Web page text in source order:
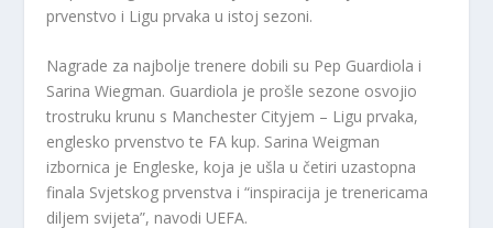
prvenstvo i Ligu prvaka u istoj sezoni.
Nagrade za najbolje trenere dobili su Pep Guardiola i
Sarina Wiegman. Guardiola je prošle sezone osvojio
trostruku krunu s Manchester Cityjem – Ligu prvaka,
englesko prvenstvo te FA kup. Sarina Weigman
izbornica je Engleske, koja je ušla u četiri uzastopna
finala Svjetskog prvenstva i “inspiracija je trenericama
diljem svijeta”, navodi UEFA.